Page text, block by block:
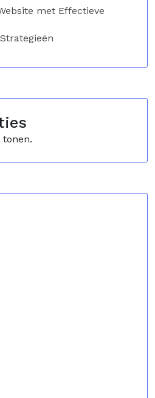
met Effectieve
tonen.